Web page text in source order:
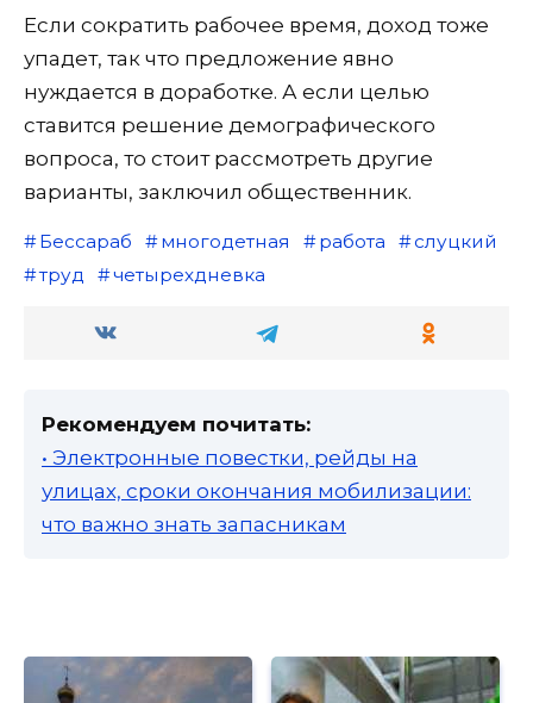
Если сократить рабочее время, доход тоже
упадет, так что предложение явно
нуждается в доработке. А если целью
ставится решение демографического
вопроса, то стоит рассмотреть другие
варианты, заключил общественник.
Бессараб многодетная работа
слуцкий
труд
четырехдневка
Рекомендуем почитать:
• Электронные повестки, рейды на
улицах, сроки окончания мобилизации:
что важно знать запасникам